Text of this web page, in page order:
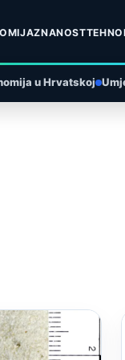
ZNANOST
u Hrvatskoj